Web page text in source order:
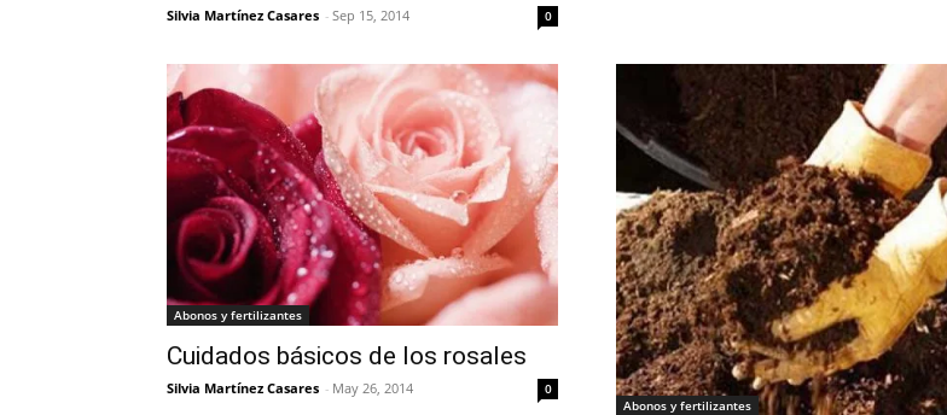
Silvia Martínez Casares - Sep 15, 2014 0
Abonos y fertilizantes
Cuidados básicos de los rosales
Silvia Martínez Casares - May 26, 2014
0
Abonos y fertilizantes